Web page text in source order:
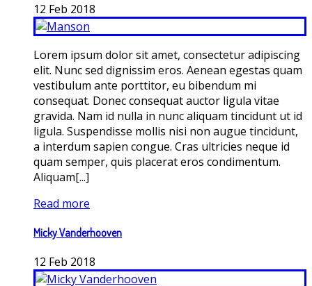
12 Feb 2018
Lorem ipsum dolor sit amet, consectetur adipiscing
elit. Nunc sed dignissim eros. Aenean egestas quam
vestibulum ante porttitor, eu bibendum mi
consequat. Donec consequat auctor ligula vitae
gravida. Nam id nulla in nunc aliquam tincidunt ut id
ligula. Suspendisse mollis nisi non augue tincidunt,
a interdum sapien congue. Cras ultricies neque id
quam semper, quis placerat eros condimentum.
Aliquam[...]
Read more
Micky Vanderhooven
12 Feb 2018